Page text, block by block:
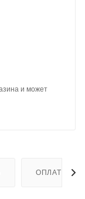
и может
ОПЛАТА